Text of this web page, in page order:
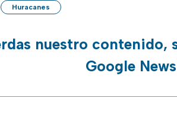
Huracanes
nuestro contenido,
Google